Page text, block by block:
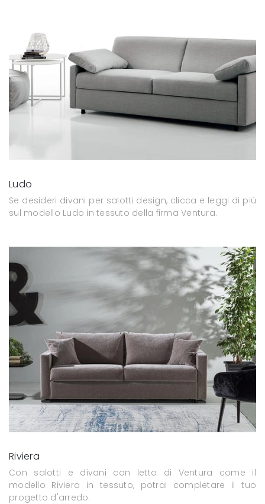
Ludo
Se desideri divani per salotti design, clicca e leggi di più
sul modello Ludo in tessuto della firma Ventura.
Riviera
Con salotti e divani con letto di Ventura come il
modello Riviera in tessuto, potrai completare il tuo
progetto d'arredo.